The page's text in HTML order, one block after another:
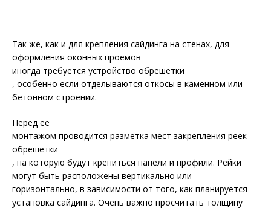
Так же, как и для крепления сайдинга на стенах, для
оформления оконных проемов
иногда требуется устройство обрешетки
, особенно если отделываются откосы в каменном или
бетонном строении.
Перед ее
монтажом проводится разметка мест закрепления реек
обрешетки
, на которую будут крепиться панели и профили. Рейки
могут быть расположены вертикально или
горизонтально, в зависимости от того, как планируется
установка сайдинга. Очень важно просчитать толщину